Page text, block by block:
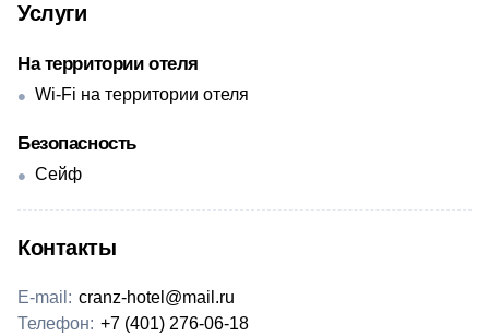
Услуги
На территории отеля
Wi-Fi на территории отеля
Безопасность
Сейф
Контакты
E-mail: cranz-hotel@mail.ru
Телефон: +7 (401) 276-06-18